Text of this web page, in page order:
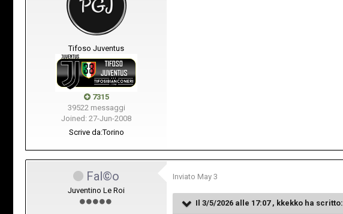
Tifoso Juventus
7315
39522 messaggi
Joined: 27-Jun-2008
Scrive da:Torino
Fal©o
Juventino Le Roi
Inviato May 3
Il 3/5/2026 alle 17:07 , kkekko ha scritto: